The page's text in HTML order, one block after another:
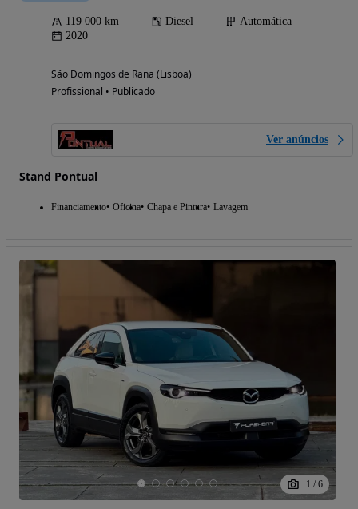
119 000 km Diesel
Automática
2020
São Domingos de Rana (Lisboa)
Profissional • Publicado
Ver anúncios
Stand Pontual
Financiamento Oficina Chapa e Pintura Lavagem
1 / 6